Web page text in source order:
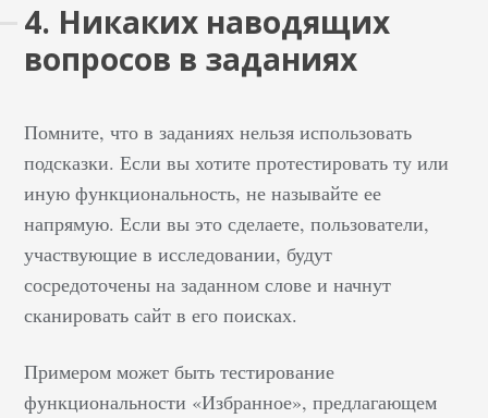
4. Никаких наводящих
вопросов в заданиях
Помните, что в заданиях нельзя использовать
подсказки. Если вы хотите протестировать ту или
иную функциональность, не называйте ее
напрямую. Если вы это сделаете, пользователи,
участвующие в исследовании, будут
сосредоточены на заданном слове и начнут
сканировать сайт в его поисках.
Примером может быть тестирование
функциональности «Избранное», предлагающем